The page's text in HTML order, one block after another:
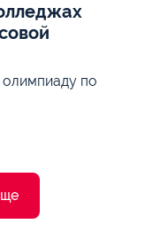
по